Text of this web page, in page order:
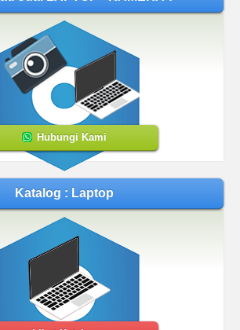
Hubungi Kami
Katalog : Laptop